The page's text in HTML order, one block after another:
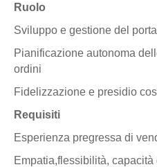
Ruolo
Sviluppo e gestione del
Pianificazione autonoma
ordini
Fidelizzazione e presidio
Requisiti
Esperienza pregressa di
Empatia,flessibilità,